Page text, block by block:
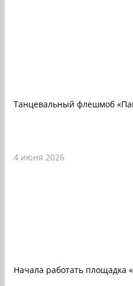
Танцевальный флешмоб
4 июня 2026
Начала работать площадка